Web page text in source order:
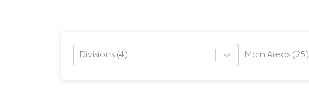
Divisions (4) Main Areas (25)